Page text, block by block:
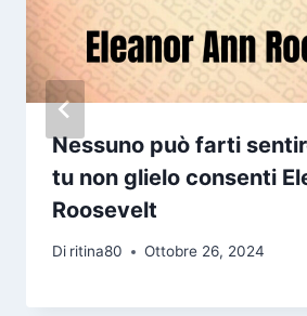
Nessuno può farti
tu non glielo consenti
Roosevelt
Di ritina80 Ottobre 26, 2024